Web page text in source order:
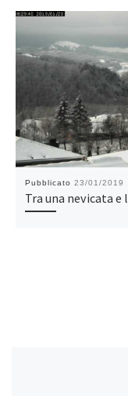
Pubblicato 23/01/2019
Tra una nevicata e